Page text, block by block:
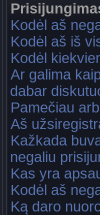
Kodėl aš
Kodėl aš iš
Kodėl
Ar galima
dabar
Pamečiau
Aš
Kažkada
negaliu
Kas yra
Kodėl aš
Ką daro